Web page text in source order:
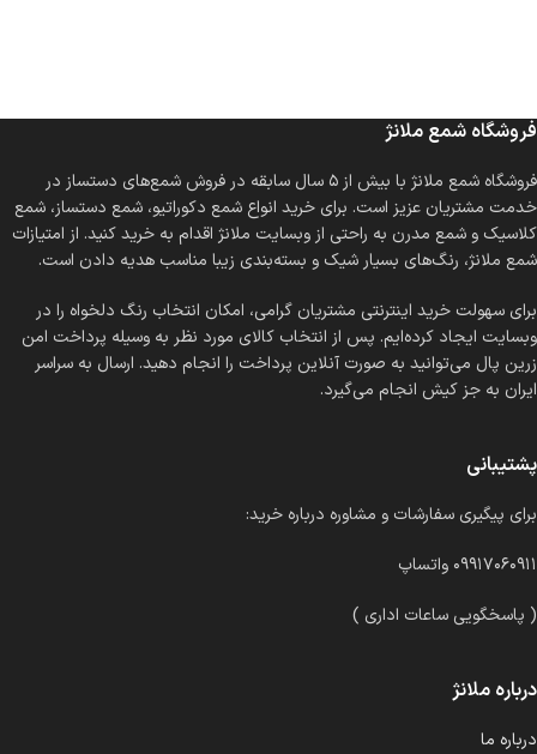
فروشگاه شمع ملانژ
فروشگاه شمع ملانژ با بیش از ۵ سال سابقه در فروش شمع‌های دستساز در
خدمت مشتریان عزیز است. برای خرید انواع شمع دکوراتیو، شمع دستساز، شمع
کلاسیک و شمع مدرن به راحتی از وبسایت ملانژ اقدام به خرید کنید. از امتیازات
شمع ملانژ، رنگ‌های بسیار شیک و بسته‌بندی زیبا مناسب هدیه دادن است.
برای سهولت خرید اینترنتی مشتریان گرامی، امکان انتخاب رنگ دلخواه را در
وبسایت ایجاد کرده‌ایم. پس از انتخاب کالای مورد نظر به وسیله پرداخت امن
زرین پال می‌توانید به صورت آنلاین پرداخت را انجام دهید. ارسال به سراسر
ایران به جز کیش انجام می‌گیرد.
پشتیبانی
برای پیگیری سفارشات و مشاوره درباره خرید:
۰۹۹۱۷۰۶۰۹۱۱ واتساپ
( پاسخگویی ساعات اداری )
درباره ملانژ
درباره ما